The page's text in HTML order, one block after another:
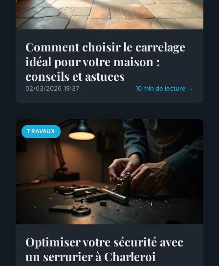
Comment choisir le carrelage
idéal pour votre maison :
conseils et astuces
02/03/2026 19:37 10 min de lecture →
TRAVAUX
Optimiser votre sécurité avec
un serrurier à Charleroi